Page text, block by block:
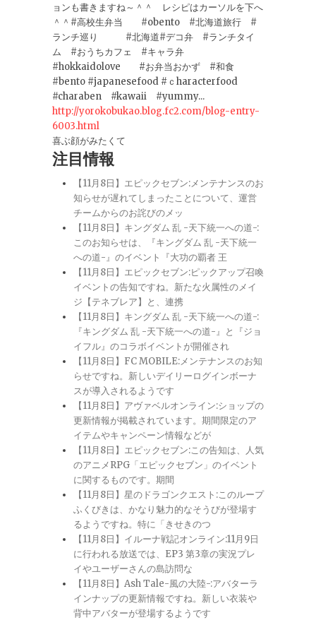
ョンも書きますね～＾＾ レシピはカーソルを下へ
＾＾#高校生弁当 #obento #北海道旅行 #
ランチ巡り #北海道#デコ弁 #ランチタイ
ム #おうちカフェ #キャラ弁
#hokkaidolove #お弁当おかず #和食
#bento #japanesefood #ｃharacterfood
#charaben #kawaii #yummy...
http://yorokobukao.blog.fc2.com/blog-entry-
6003.html
喜ぶ顔がみたくて
注目情報
【11月8日】エピックセブン:メンテナンスのお
知らせが遅れてしまったことについて、運営
チームからのお詫びのメッ
【11月8日】キングダム 乱 -天下統一への道-:
このお知らせは、『キングダム 乱 -天下統一
への道-』のイベント『大功の覇者 王
【11月8日】エピックセブン:ピックアップ召喚
イベントの告知ですね。新たな火属性のメイ
ジ【テネブレア】と、連携
【11月8日】キングダム 乱 -天下統一への道-:
『キングダム 乱 -天下統一への道-』と『ジョ
イフル』のコラボイベントが開催され
【11月8日】FC MOBILE:メンテナンスのお知
らせですね。新しいデイリーログインボーナ
スが導入されるようです
【11月8日】アヴァベルオンライン:ショップの
更新情報が掲載されています。期間限定のア
イテムやキャンペーン情報などが
【11月8日】エピックセブン:この告知は、人気
のアニメRPG「エピックセブン」のイベント
に関するものです。期間
【11月8日】星のドラゴンクエスト:このループ
ふくびきは、かなり魅力的なそうびが登場す
るようですね。特に「きせきのつ
【11月8日】イルーナ戦記オンライン:11月9日
に行われる放送では、EP3 第3章の実況プレ
イやユーザーさんの島訪問な
【11月8日】Ash Tale-風の大陸-:アバターラ
インナップの更新情報ですね。新しい衣装や
背中アバターが登場するようです